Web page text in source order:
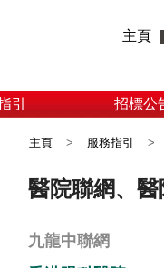
主頁
引 招標公
主頁 > 服務指引 >